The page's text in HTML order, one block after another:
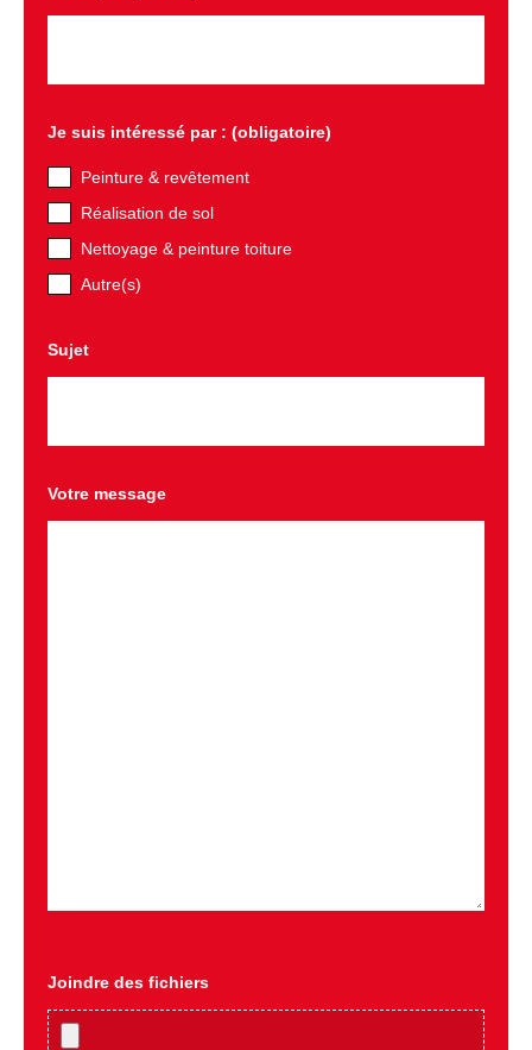
Je suis intéressé par : (obligatoire)
Peinture & revêtement
Réalisation de sol
Nettoyage & peinture toiture
Autre(s)
Sujet
Votre message
Joindre des fichiers